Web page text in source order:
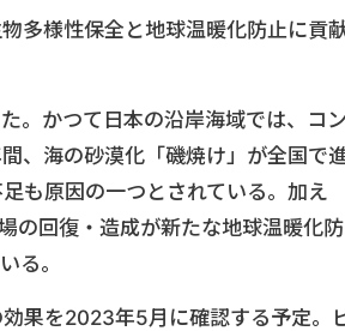
多様性保全と地球温暖化防止に貢
。かつて日本の沿岸海域では、コン
、海の砂漠化「磯焼け」が全国で
も原因の一つとされている。加え
の回復・造成が新たな地球温暖化防
る。
果を2023年5月に確認する予定。